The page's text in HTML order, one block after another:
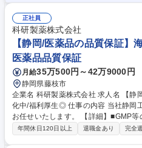
正社員
科研製薬株式会社
【静岡/医薬品の品質保証】
医薬品品質保証
月給35万500円～42万9000円
静岡県藤枝市
企業名 科研製薬株式会社 求人名 【静岡/医薬品の品質保証】海外展開を強
化中/福利厚生◎ 仕事の内容 当社静岡工場にて、医薬品の品質保証業務を
お任せいたします。 【詳細】■GMP
移転先としての業務 ■試験検査に関わる記録類の作成/確認/承認 ■各種安定
年間休日120日以上 退職金あり 完全